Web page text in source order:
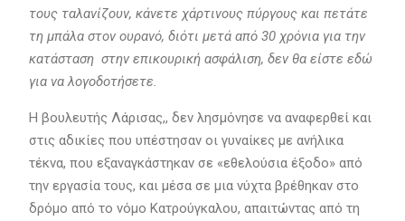
τους ταλανίζουν, κάνετε χάρτινους πύργους και πετάτε
τη μπάλα στον ουρανό, διότι μετά από 30 χρόνια για την
κατάσταση στην επικουρική ασφάλιση, δεν θα είστε εδώ
για να λογοδοτήσετε.
Η βουλευτής Λάρισας,, δεν λησμόνησε να αναφερθεί και
στις αδικίες που υπέστησαν οι γυναίκες με ανήλικα
τέκνα, που εξαναγκάστηκαν σε «εθελούσια έξοδο» από
την εργασία τους, και μέσα σε μια νύχτα βρέθηκαν στο
δρόμο από το νόμο Κατρούγκαλου, απαιτώντας από τη